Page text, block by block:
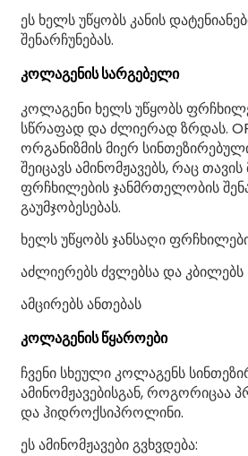
ეს ხელს უწყობს კანის
შენარჩუნებას.
კოლაგენის სარგებელი
კოლაგენი ხელს უწყობს
სწრაფად და ძლიერად ზრდას.
ორგანიზმის მიერ
შეიცავს ამინომჟავებს, რაც
ფრჩხილების ჯანმრთელობის
გაუმჯობესებას.
ხელს უწყობს ჯანსაღი
აძლიერებს ძვლებსა და კბილებს
ამცირებს ანთებას
კოლაგენის წყაროები
ჩვენი სხეული კოლაგენს
ამინომჟავებისგან, როგორიცაა
და ჰიდროქსიპროლინი.
ეს ამინომჟავები გვხვდება: